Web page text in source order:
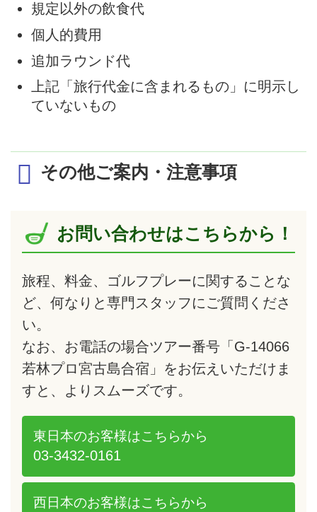
規定以外の飲食代
個人的費用
追加ラウンド代
上記「旅行代金に含まれるもの」に明示し
ていないもの
その他ご案内・注意事項
お問い合わせはこちらから！
旅程、料金、ゴルフプレーに関することな
ど、何なりと専門スタッフにご質問くださ
い。
なお、お電話の場合ツアー番号「G-14066
若林プロ宮古島合宿」をお伝えいただけま
すと、よりスムーズです。
東日本のお客様はこちらから
03-3432-0161
西日本のお客様はこちらから